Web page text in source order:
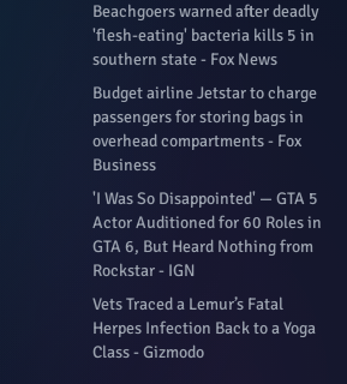
Beachgoers warned after deadly
'flesh-eating' bacteria kills 5 in
southern state - Fox News
Budget airline Jetstar to charge
passengers for storing bags in
overhead compartments - Fox
Business
'I Was So Disappointed' — GTA 5
Actor Auditioned for 60 Roles in
GTA 6, But Heard Nothing from
Rockstar - IGN
Vets Traced a Lemur’s Fatal
Herpes Infection Back to a Yoga
Class - Gizmodo